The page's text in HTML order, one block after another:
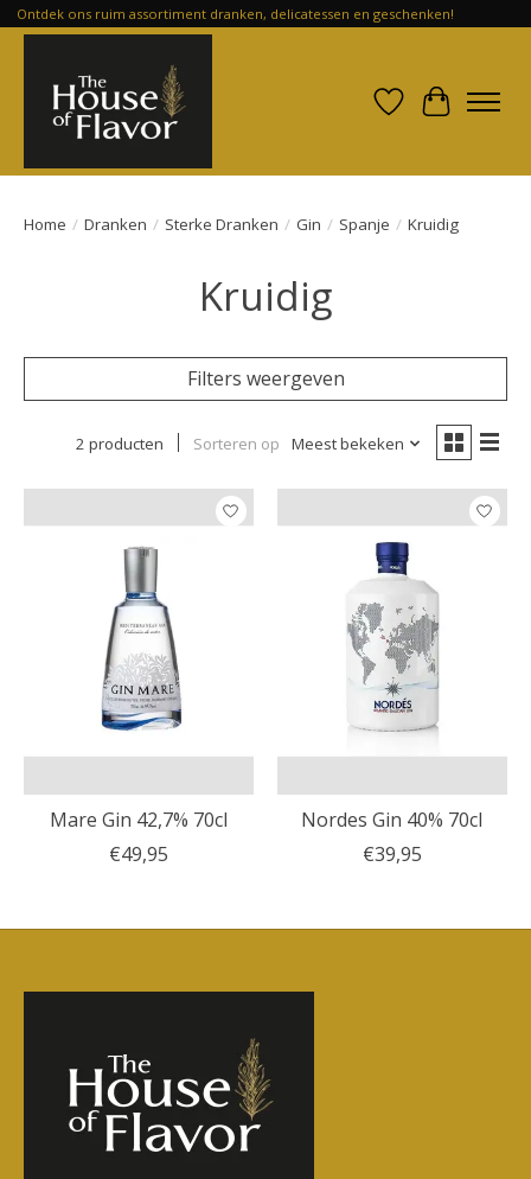
Ontdek ons ruim assortiment dranken, delicatessen en geschenken!
Verlanglijst
Home / Dranken / Sterke Dranken / Gin / Spanje / Kruidig
Kruidig
Filters weergeven
2 producten Sorteren op Meest bekeken
Mare Gin 42,7% 70cl
€49,95
Nordes Gin 40% 70cl
€39,95